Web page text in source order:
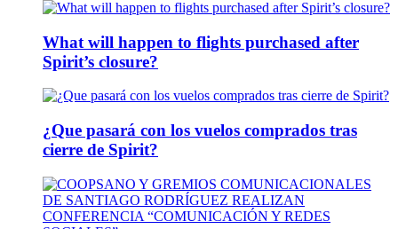
What will happen to flights purchased after
Spirit’s closure?
¿Que pasará con los vuelos comprados tras
cierre de Spirit?